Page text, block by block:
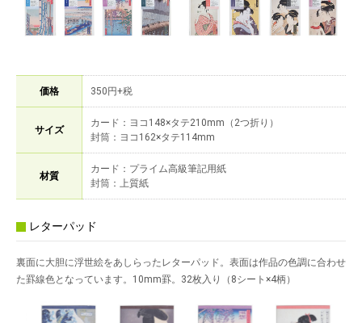
価格 350円+税
サイズ
カード：ヨコ148×タテ210mm（2つ折り）
封筒：ヨコ162×タテ114mm
材質
カード：プライム高級筆記用紙
封筒：上質紙
レターパッド
裏面に大胆に浮世絵をあしらったレターパッド。表面は作品の色調に合わせ
た罫線色となっています。10mm罫。32枚入り（8シート×4柄）